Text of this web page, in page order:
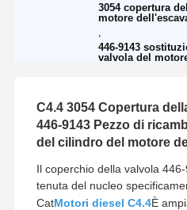
3054 copertura
motore
446-9143
valvola del
C4.4 3054 Copertura
446-9143 Pezzo di
del cilindro del motore
Il coperchio della valvola
tenuta del nucleo
CatMotori diesel C4.4È